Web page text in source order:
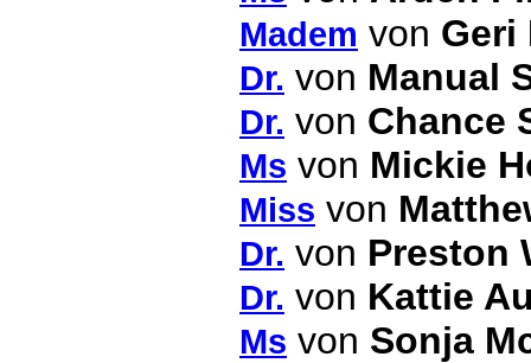
Madem von Geri
Dr. von Manual
Dr. von Chance
Ms von Mickie
Miss von
Dr. von Preston
Dr. von Kattie
Ms von Sonja